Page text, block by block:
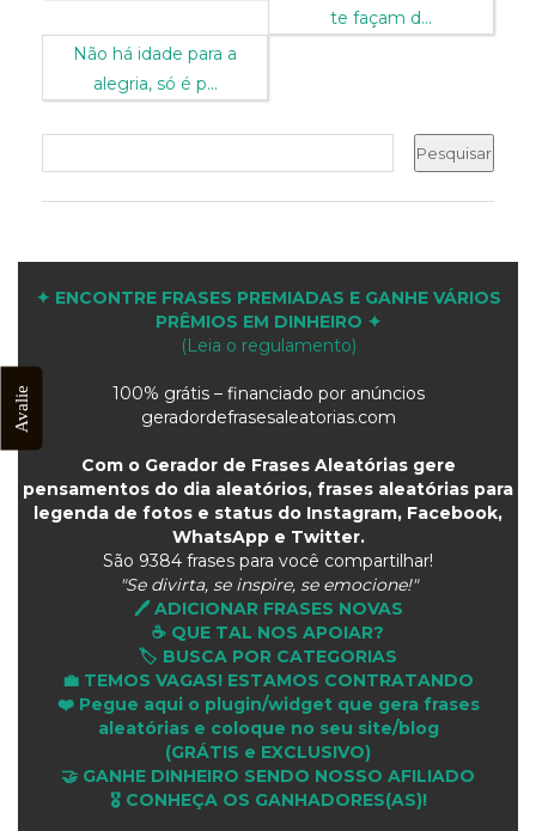
te façam d...
Não há idade para a
alegria, só é p...
✦ ENCONTRE FRASES PREMIADAS E GANHE VÁRIOS
PRÊMIOS EM DINHEIRO ✦
(Leia o regulamento)
100% grátis – financiado por anúncios
geradordefrasesaleatorias.com
Com o Gerador de Frases Aleatórias gere
pensamentos do dia aleatórios, frases aleatórias para
legenda de fotos e status do Instagram, Facebook,
WhatsApp e Twitter.
São 9384 frases para você compartilhar!
"Se divirta, se inspire, se emocione!"
🖊️ ADICIONAR FRASES NOVAS
☕ QUE TAL NOS APOIAR?
🏷️ BUSCA POR CATEGORIAS
💼 TEMOS VAGAS! ESTAMOS CONTRATANDO
❤️ Pegue aqui o plugin/widget que gera frases
aleatórias e coloque no seu site/blog
(GRÁTIS e EXCLUSIVO)
🤝 GANHE DINHEIRO SENDO NOSSO AFILIADO
🎖 CONHEÇA OS GANHADORES(AS)!
Avalie